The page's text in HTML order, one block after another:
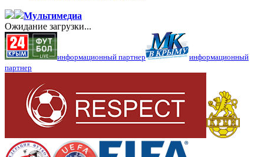
Мультимедиа
Ожидание загрузки...
информационный партнер
информационный
партнер